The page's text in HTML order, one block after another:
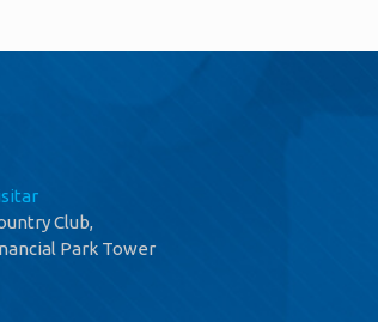
Club,
Park Tower